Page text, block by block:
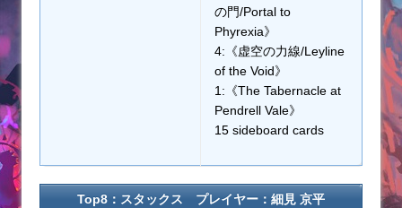
の門/Portal to
Phyrexia》
4:《虚空の力線/Leyline
of the Void》
1:《The Tabernacle at
Pendrell Vale》
15 sideboard cards
Top8：スタックス プレイヤー：細見 京平